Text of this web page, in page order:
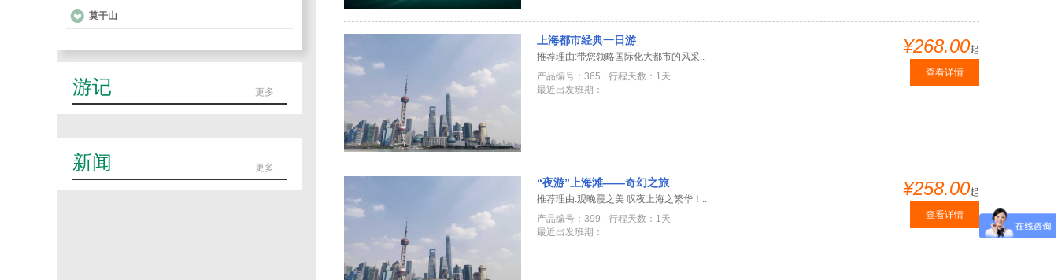
莫干山
游记 更多
新闻 更多
上海都市经典一日游
推荐理由:带您领略国际化大都市的风采..
产品编号：365
行程天数：1天
最近出发班期：
¥268.00起
查看详情
“夜游”上海滩——奇幻之旅
推荐理由:观晚霞之美 叹夜上海之繁华！..
产品编号：399
行程天数：1天
最近出发班期：
¥258.00起
查看详情